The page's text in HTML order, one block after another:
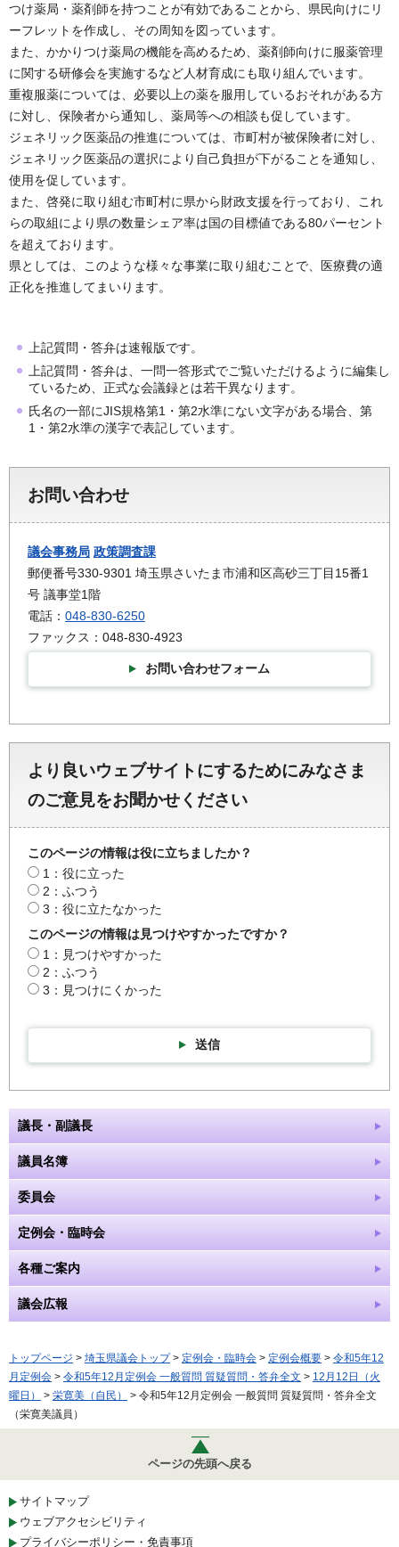
つけ薬局・薬剤師を持つことが有効であることから、県民向けにリ
ーフレットを作成し、その周知を図っています。
また、かかりつけ薬局の機能を高めるため、薬剤師向けに服薬管理
に関する研修会を実施するなど人材育成にも取り組んでいます。
重複服薬については、必要以上の薬を服用しているおそれがある方
に対し、保険者から通知し、薬局等への相談も促しています。
ジェネリック医薬品の推進については、市町村が被保険者に対し、
ジェネリック医薬品の選択により自己負担が下がることを通知し、
使用を促しています。
また、啓発に取り組む市町村に県から財政支援を行っており、これ
らの取組により県の数量シェア率は国の目標値である80パーセント
を超えております。
県としては、このような様々な事業に取り組むことで、医療費の適
正化を推進してまいります。
上記質問・答弁は速報版です。
上記質問・答弁は、一問一答形式でご覧いただけるように編集し
ているため、正式な会議録とは若干異なります。
氏名の一部にJIS規格第1・第2水準にない文字がある場合、第
1・第2水準の漢字で表記しています。
お問い合わせ
議会事務局 政策調査課
郵便番号330-9301 埼玉県さいたま市浦和区高砂三丁目15番1
号 議事堂1階
電話： 048-830-6250
ファックス：048-830-4923
お問い合わせフォーム
より良いウェブサイトにするためにみなさま
のご意見をお聞かせください
このページの情報は役に立ちましたか？
1：役に立った
2：ふつう
3：役に立たなかった
このページの情報は見つけやすかったですか？
1：見つけやすかった
2：ふつう
3：見つけにくかった
送信
議長・副議長
議員名簿
委員会
定例会・臨時会
各種ご案内
議会広報
トップページ > 埼玉県議会トップ> 定例会・臨時会 > 定例会概要 > 令和5年12
月定例会 > 令和5年12月定例会 一般質問 質疑質問・答弁全文 > 12月12日（火
曜日）
> 栄寛美（自民）
> 令和5年12月定例会 一般質問 質疑質問・答弁全文
（栄寛美議員）
ページの先頭へ戻る
サイトマップ
ウェブアクセシビリティ
プライバシーポリシー・免責事項